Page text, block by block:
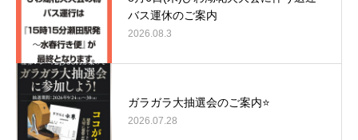
バス運休のご案内
2026.08.3
ガラガラ大抽選会のご案内⭐
2026.07.28